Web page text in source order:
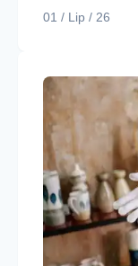
01 / Lip / 26